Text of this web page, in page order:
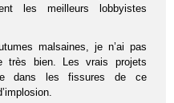
les meilleurs lobbyistes
malsaines, je n’ai pas
très bien. Les vrais projets
dans les fissures de ce